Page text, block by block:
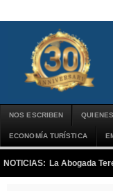
NOS ESCRIBEN
ECONOMÍA TURÍSTICA
NOTICIAS: La Abogada